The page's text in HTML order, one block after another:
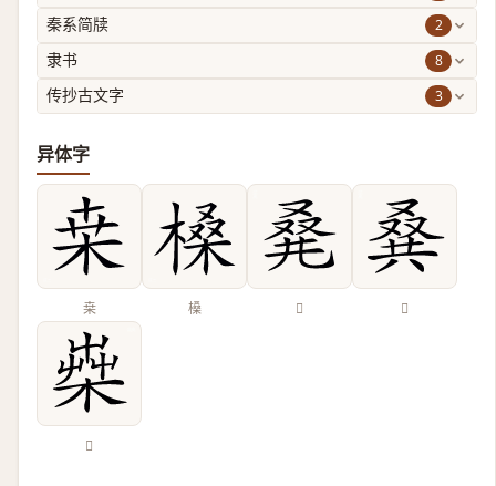
秦系简牍 2
隶书 8
传抄古文字 3
异体字
桒 槡 𠭌 𠭨
𣕐